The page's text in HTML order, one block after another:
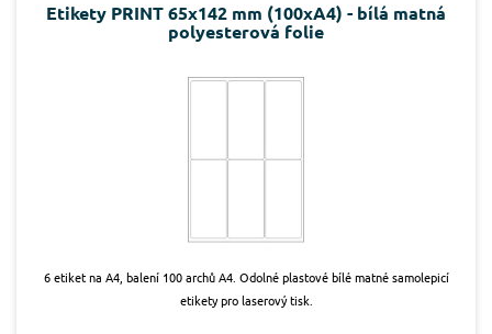
Etikety PRINT 65x142 mm (100xA4) - bílá matná
polyesterová folie
6 etiket na A4, balení 100 archů A4. Odolné plastové bílé matné samolepicí
etikety pro laserový tisk.